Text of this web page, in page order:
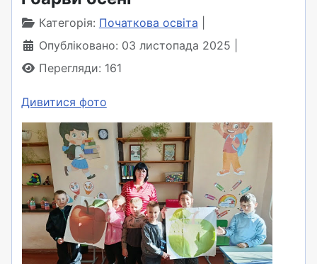
Категорія: Початкова освіта
Опубліковано: 03 листопада 2025
Перегляди: 161
Дивитися фото